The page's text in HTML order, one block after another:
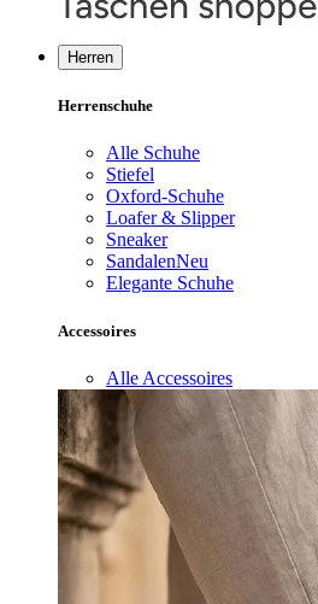
Herren
Herrenschuhe
Alle Schuhe
Stiefel
Oxford-Schuhe
Loafer & Slipper
Sneaker
SandalenNeu
Elegante Schuhe
Accessoires
Alle Accessoires